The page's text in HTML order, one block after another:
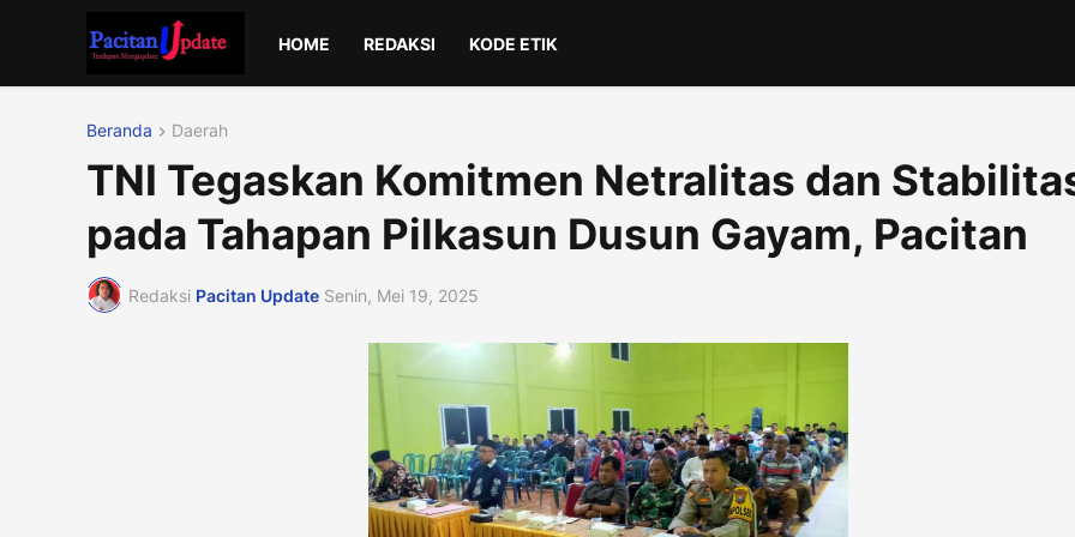
HOME REDAKSI KODE ETIK
Beranda Daerah
TNI Tegaskan Komitmen Netralitas dan
pada Tahapan Pilkasun Dusun Gayam, Pacitan
Redaksi Pacitan Update Senin, Mei 19, 2025